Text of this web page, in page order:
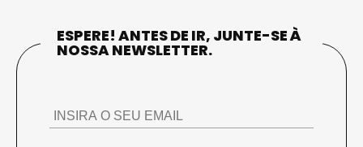
ESPERE! ANTES DE IR, JUNTE-SE À
NOSSA NEWSLETTER.